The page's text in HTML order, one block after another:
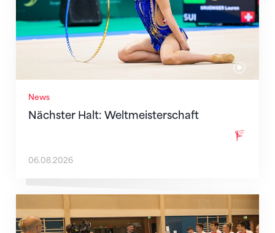
News
Nächster Halt: Weltmeisterschaft
06.08.2026
Mit klaren Zielen nach Zagreb